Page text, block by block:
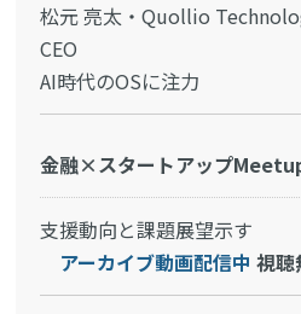
松元 亮太・Quollio
CEO
AI時代のOSに注力
金融×スタートアップMeetup
支援動向と課題展望示す
アーカイブ動画配信中 視聴